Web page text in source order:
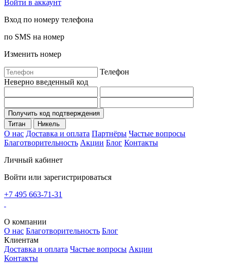
Войти в аккаунт
Вход по номеру телефона
по SMS на номер
Изменить номер
Телефон
Неверно введенный код
Получить код подтверждения
Титан
Никель
О нас Доставка и оплата Партнёры Частые вопросы
Благотворительность Акции Блог Контакты
Личный кабинет
Войти или зарегистрироваться
+7 495 663-71-31
О компании
О нас Благотворительность Блог
Клиентам
Доставка и оплата Частые вопросы Акции
Контакты